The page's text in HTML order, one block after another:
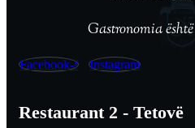
Gastronomia
Facebook-f Instagram
Restaurant 2 - Tetovë